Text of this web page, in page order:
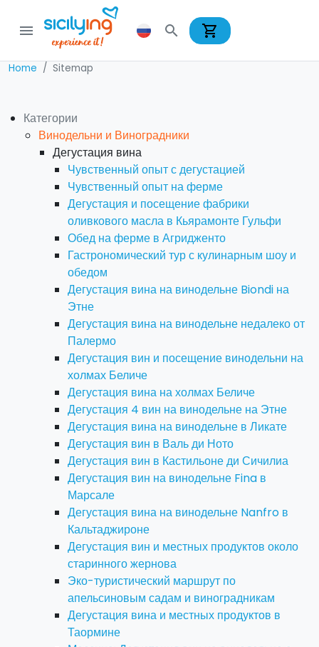
menu search shopping_cart
Home Sitemap
Категории
Винодельни и Виноградники
Дегустация вина
Чувственный опыт с дегустацией
Чувственный опыт на ферме
Дегустация и посещение фабрики
оливкового масла в Кьярамонте Гульфи
Обед на ферме в Агридженто
Гастрономический тур с кулинарным шоу и
обедом
Дегустация вина на винодельне Biondi на
Этне
Дегустация вина на винодельне недалеко от
Палермо
Дегустация вин и посещение винодельни на
холмах Беличе
Дегустация вина на холмах Беличе
Дегустация 4 вин на винодельне на Этне
Дегустация вина на винодельне в Ликате
Дегустация вин в Валь ди Ното
Дегустация вин в Кастильоне ди Сичилиа
Дегустация вин на винодельне Fina в
Марсале
Дегустация вина на винодельне Nanfro в
Кальтаджироне
Дегустация вин и местных продуктов около
старинного жернова
Эко-туристический маршрут по
апельсиновым садам и виноградникам
Дегустация вина и местных продуктов в
Таормине